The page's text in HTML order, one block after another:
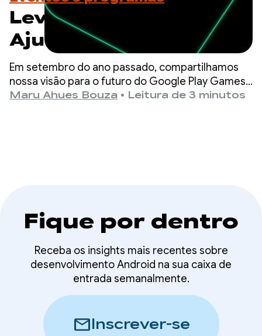
Level Up: teste o
Ajudante e se prepare
para as próximas
etapas do programa
Em setembro do ano passado, compartilhamos
nossa visão para o futuro do Google Play Games
com base em uma crença fundamental: a melhor
Maru Ahues Bouza • Leitura de 3 minutos
Fique por dentro
Receba os insights mais recentes sobre
desenvolvimento Android na sua caixa de
entrada semanalmente.
mailInscrever-se